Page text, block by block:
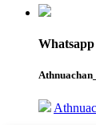
Whatsapp